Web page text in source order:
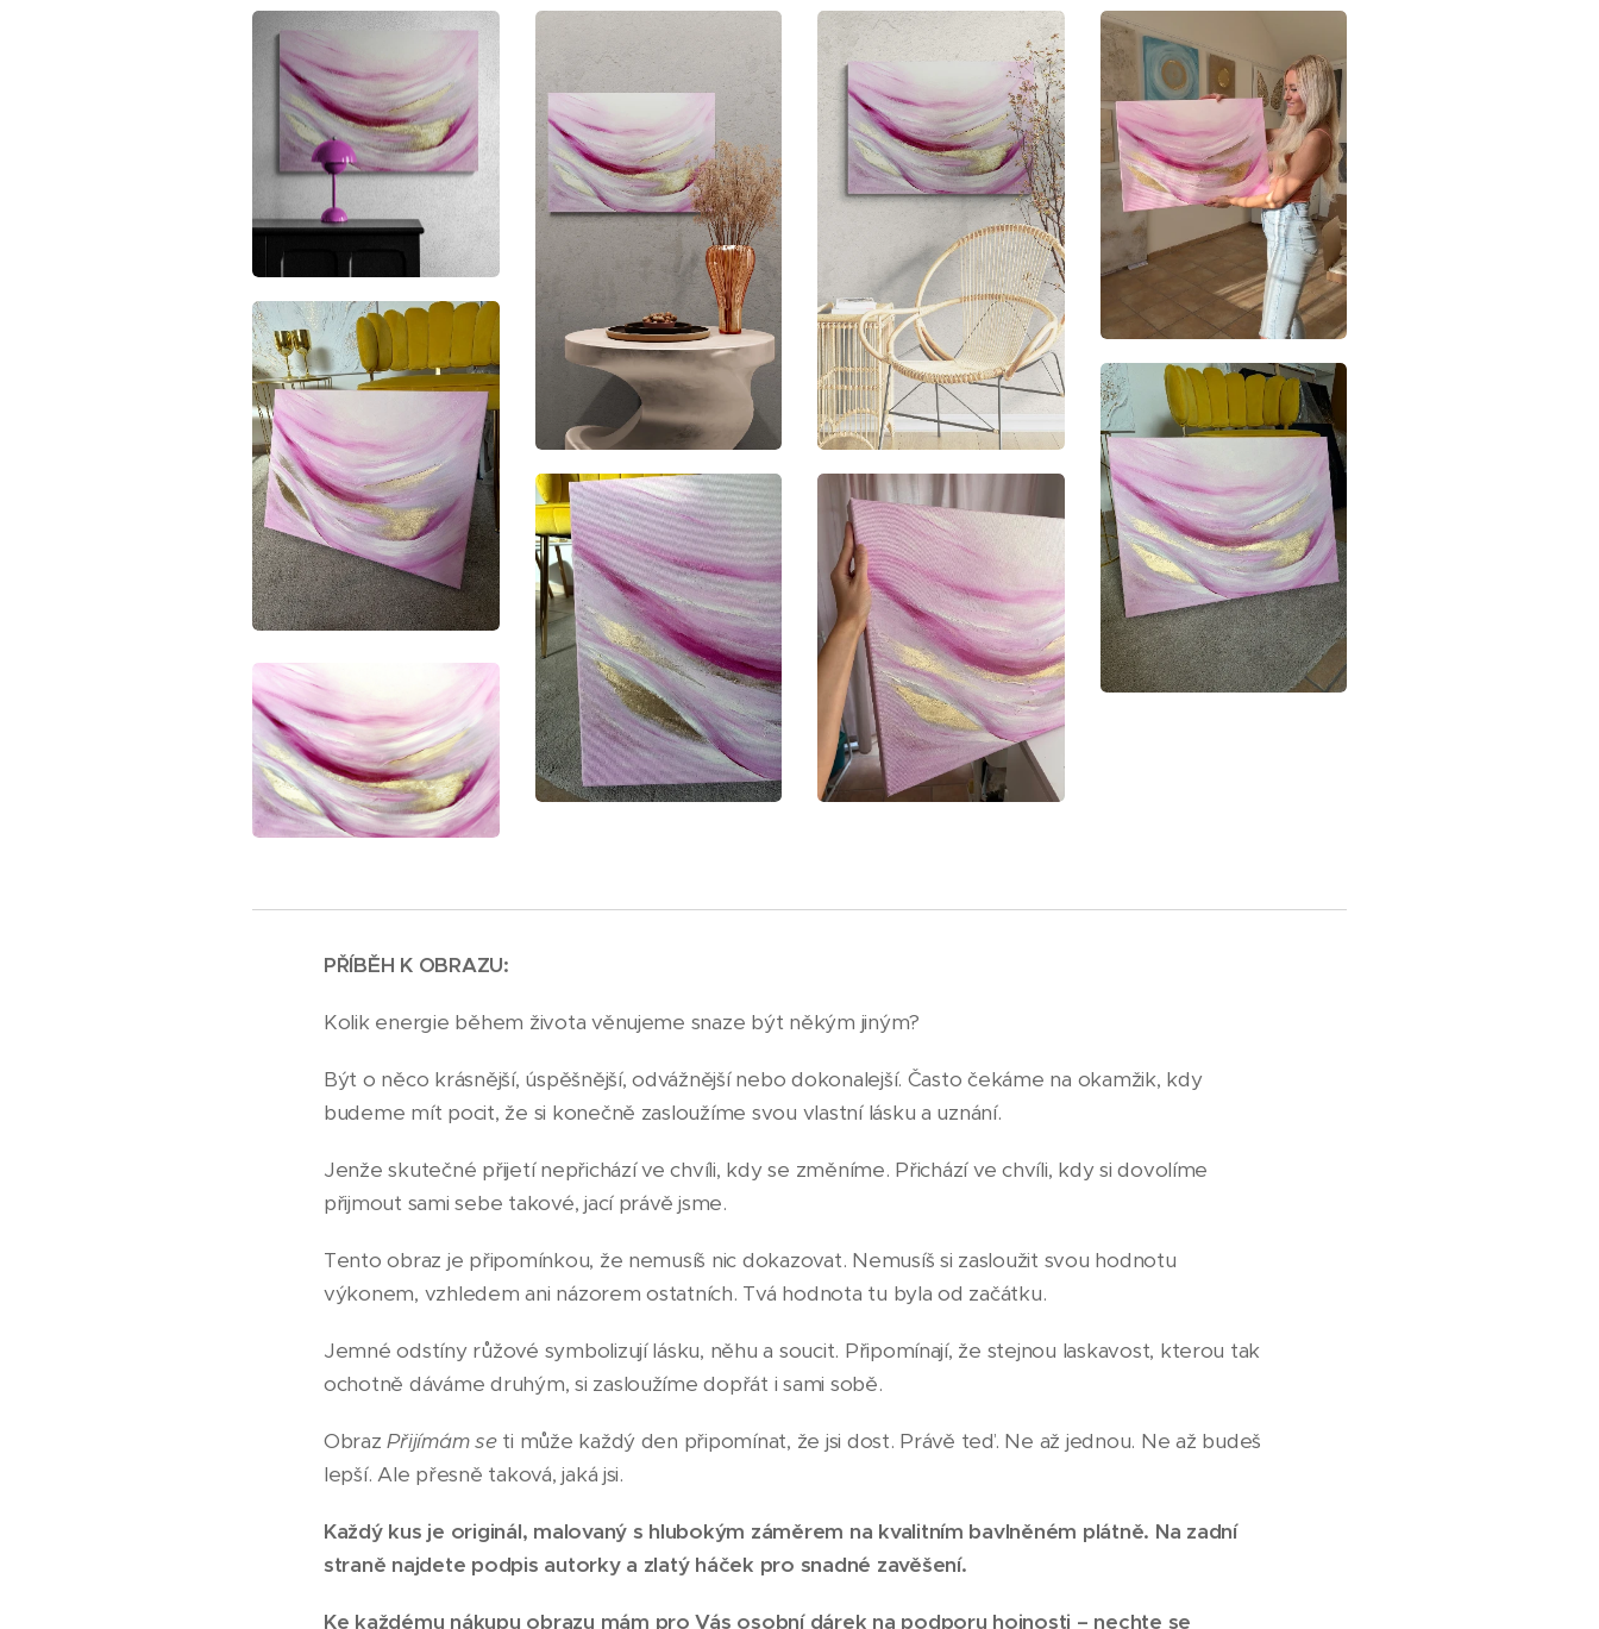
PŘÍBĚH K OBRAZU:
Kolik energie během života věnujeme snaze být někým jiným?
Být o něco krásnější, úspěšnější, odvážnější nebo dokonalejší. Často čekáme na okamžik, kdy
budeme mít pocit, že si konečně zasloužíme svou vlastní lásku a uznání.
Jenže skutečné přijetí nepřichází ve chvíli, kdy se změníme. Přichází ve chvíli, kdy si dovolíme
přijmout sami sebe takové, jací právě jsme.
Tento obraz je připomínkou, že nemusíš nic dokazovat. Nemusíš si zasloužit svou hodnotu
výkonem, vzhledem ani názorem ostatních. Tvá hodnota tu byla od začátku.
Jemné odstíny růžové symbolizují lásku, něhu a soucit. Připomínají, že stejnou laskavost, kterou tak
ochotně dáváme druhým, si zasloužíme dopřát i sami sobě.
ObrazPřijímám seti může každý den připomínat, že jsi dost. Právě teď. Ne až jednou. Ne až budeš
lepší. Ale přesně taková, jaká jsi.
Každý kus je originál, malovaný s hlubokým záměrem na kvalitním bavlněném plátně. Na zadní
straně najdete podpis autorky a zlatý háček pro snadné zavěšení.
Ke každému nákupu obrazu mám pro Vás osobní dárek na podporu hojnosti – nechte se